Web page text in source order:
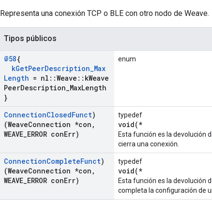
Representa una conexión TCP o BLE con otro nodo de Weave.
Tipos públicos
@58{
kGetPeerDescription_Max
Length = nl ::Weave :: kWeave
PeerDescription MaxLength
}
enum
ConnectionClosedFunct)
(WeaveConnection *con ,
WEAVE ERROR conErr)
typedef
void(*
Esta función es la devolución
cierra una conexión.
ConnectionCompleteFunct)
(WeaveConnection *con ,
WEAVE ERROR conErr)
typedef
void(*
Esta función es la devolución
completa la configuración de